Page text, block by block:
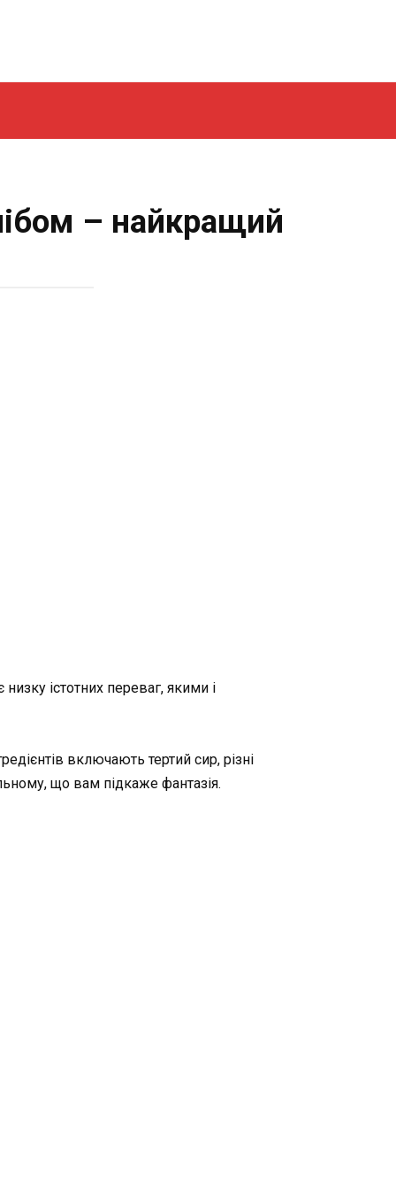
– найкращий
істотних переваг, якими і
включають тертий сир, різні
що вам підкаже фантазія.